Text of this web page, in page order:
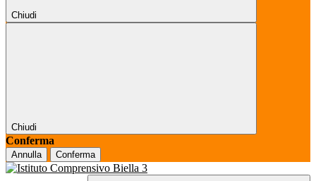
Chiudi
Chiudi
Conferma
Annulla Conferma